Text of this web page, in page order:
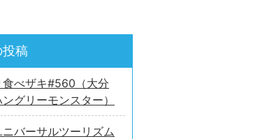
稿
食べザキ#560（大分
グリーモンスター）
ニバーサルツーリズム